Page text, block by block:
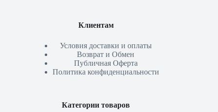
Клиентам
Условия доставки и оплаты
Возврат и Обмен
Публичная Оферта
Политика конфиденциальности
Категории товаров